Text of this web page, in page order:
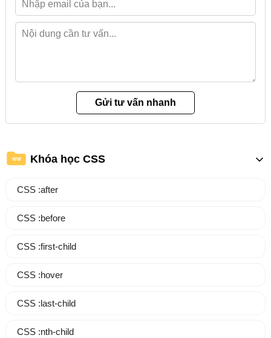
WM Khóa học CSS
CSS :after
CSS :before
CSS :first-child
CSS :hover
CSS :last-child
CSS :nth-child